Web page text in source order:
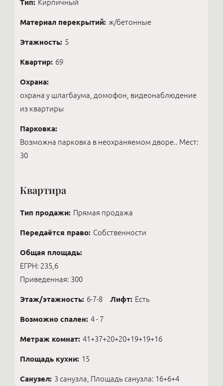
Тип: Кирпичный
Материал перекрытий: ж/бетонные
Этажность: 5
Квартир: 69
Охрана:
охрана у шлагбаума, домофон, видеонаблюдение
из квартиры
Парковка:
Возможна парковка в неохраняемом дворе.. Мест:
30
Квартира
Тип продажи: Прямая продажа
Передаётся право: Собственности
Общая площадь:
ЕГРН: 235,6
Приведенная: 300
Этаж/этажность: 6-7-8 Лифт: Есть
Возможно спален: 4 - 7
Метраж комнат: 41+37+20+20+19+19+16
Площадь кухни: 15
Санузел: 3 санузла, Площадь санузла: 16+6+4